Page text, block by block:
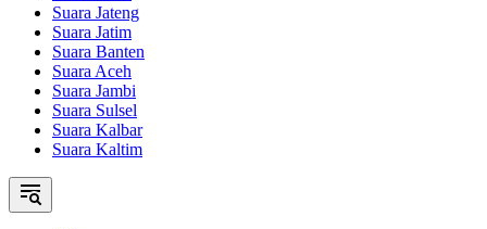
Suara Jateng
Suara Jatim
Suara Banten
Suara Aceh
Suara Jambi
Suara Sulsel
Suara Kalbar
Suara Kaltim